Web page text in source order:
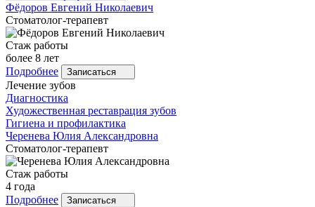
Фёдоров Евгений Николаевич
Стоматолог-терапевт
Стаж работы
более 8 лет
Подробнее
Записаться
Лечение зубов
Диагностика
Художественная реставрация зубов
Гигиена и профилактика
Черенева Юлия Александровна
Стоматолог-терапевт
Стаж работы
4 года
Подробнее
Записаться